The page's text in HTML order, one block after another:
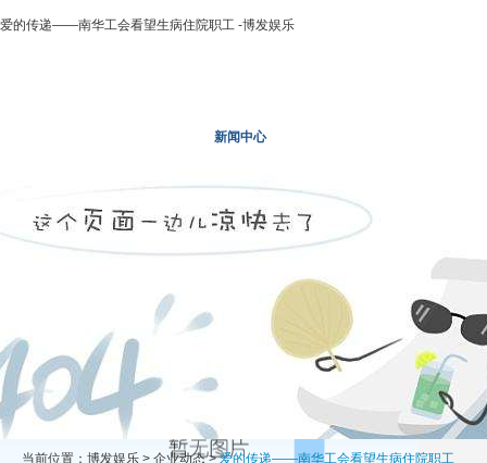
爱的传递——南华工会看望生病住院职工 -博发娱乐
新闻中心
当前位置： 博发娱乐 > 企业动态>爱的传递——南华工会看望生病住院职工